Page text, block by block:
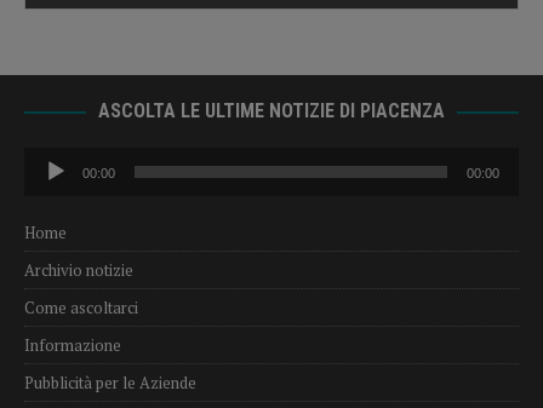
ASCOLTA LE ULTIME NOTIZIE DI PIACENZA
Audio
Player
00:00 00:00
Home
Archivio notizie
Come ascoltarci
Informazione
Pubblicità per le Aziende